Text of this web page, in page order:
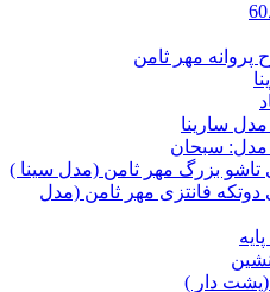
مهر ثامن
سارینا
سبحان
تاشو بزرگ مهر ثامن (مدل سینا )
فانتزی مهر ثامن (مدل
دار )